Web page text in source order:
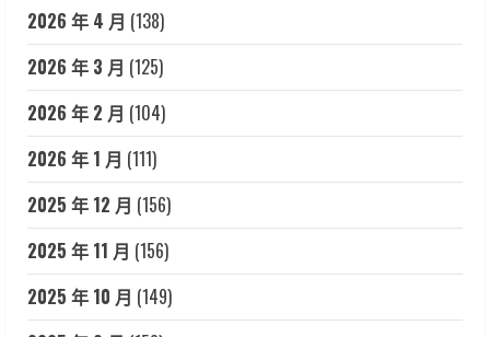
2026 年 4 月 (138)
2026 年 3 月 (125)
2026 年 2 月 (104)
2026 年 1 月 (111)
2025 年 12 月 (156)
2025 年 11 月 (156)
2025 年 10 月 (149)